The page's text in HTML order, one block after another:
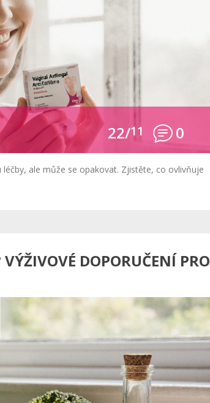
22/11 0
ale může se opakovat. Zjistěte, co ovlivňuje
DOPORUČENÍ PRO